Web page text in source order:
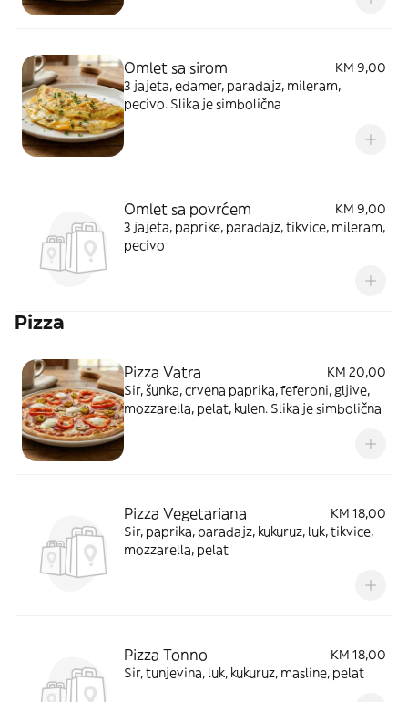
Omlet sa sirom
KM 9,00
3 jajeta, edamer, paradajz, mileram,
pecivo. Slika je simbolična
Omlet sa povrćem
KM 9,00
3 jajeta, paprike, paradajz, tikvice, mileram,
pecivo
Pizza
Pizza Vatra
KM 20,00
Sir, šunka, crvena paprika, feferoni, gljive,
mozzarella, pelat, kulen. Slika je simbolična
Pizza Vegetariana
KM 18,00
Sir, paprika, paradajz, kukuruz, luk, tikvice,
mozzarella, pelat
Pizza Tonno
KM 18,00
Sir, tunjevina, luk, kukuruz, masline, pelat